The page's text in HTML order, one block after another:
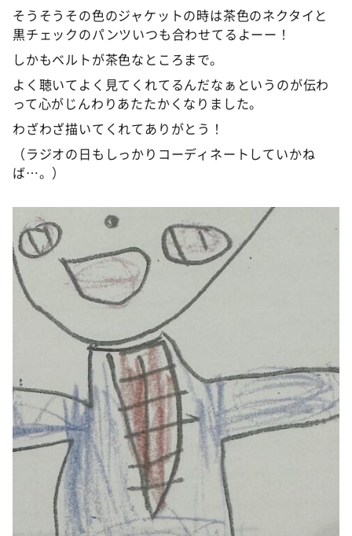
そうそうその色のジャケットの時は茶色のネクタイと
黒チェックのパンツいつも合わせてるよーー！
しかもベルトが茶色なところまで。
よく聴いてよく見てくれてるんだなぁというのが伝わ
って心がじんわりあたたかくなりました。
わざわざ描いてくれてありがとう！
（ラジオの日もしっかりコーディネートしていかね
ば…。）